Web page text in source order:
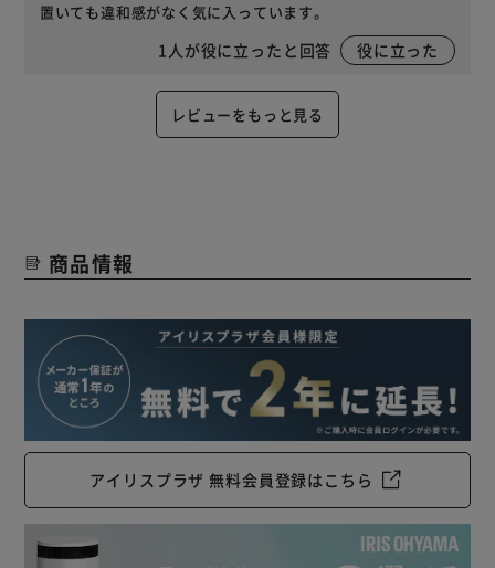
置いても違和感がなく気に入っています。
1 人が役に立ったと回答 役に立った
レビューをもっと見る
商品情報
アイリスプラザ 無料会員登録はこちら